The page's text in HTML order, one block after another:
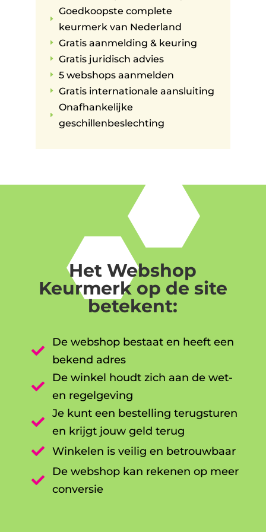
E
Goedkoopste complete
keurmerk van Nederland
E Gratis aanmelding & keuring
E Gratis juridisch advies
E 5 webshops aanmelden
E Gratis internationale aansluiting
E
Onafhankelijke
geschillenbeslechting
Het Webshop
Keurmerk op de site
betekent:

De webshop bestaat en heeft een
bekend adres

De winkel houdt zich aan de wet-
en regelgeving

Je kunt een bestelling terugsturen
en krijgt jouw geld terug

Winkelen is veilig en betrouwbaar

De webshop kan rekenen op meer
conversie